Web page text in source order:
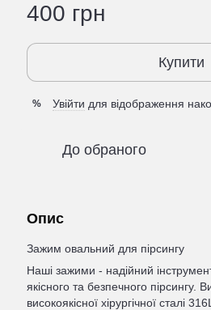
400 грн
Купити
% Увійти для відображення
До обраного
Опис
Зажим овальний для пірсингу
Наші зажими - надійний
якісного та безпечного пірсингу.
високоякісної хірургічної сталі